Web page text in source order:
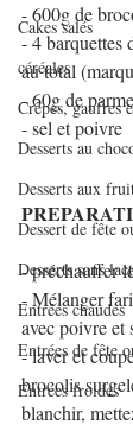
Cakes salés
céréales
Crêpes, gaufres
Desserts au
Desserts aux
Dessert de fête
Desserts sans
Entrées chaudes
Entrées de fête
Entrées froides
- 600g de
- 4 barquettes
au total
- 60g de
- sel et poivre
- préchauffer
- Mélanger
avec poivre et
- laver et
brocolis
blanchir,